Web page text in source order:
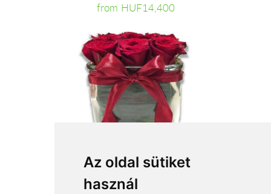
Az oldal sütiket
használ
from HUF14,400
from HUF35,296